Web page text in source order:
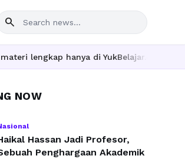
search
hanya di YukBelajar.com. Mulai
NOW
Hassan Jadi Profesor,
Penghargaan Akademik